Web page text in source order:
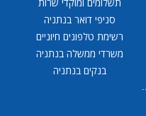
סניפי דואר בנתניה
רשימת טלפונים חיוניים
משרדי ממשלה בנתניה
בנקים בנתניה